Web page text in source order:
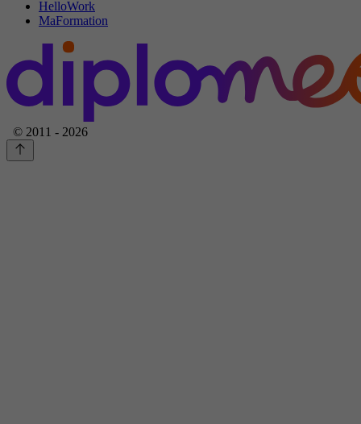
HelloWork
MaFormation
© 2011 - 2026